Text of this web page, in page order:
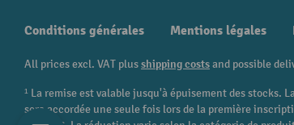
Conditions générales Mentions légales
All prices excl. VAT plusshipping costsand possible
¹ La remise est valable jusqu'à épuisement des stocks.
sera accordée une seule fois lors de la première